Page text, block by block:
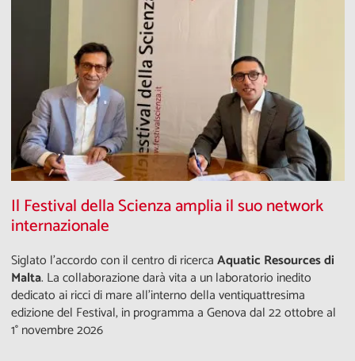
Il Festival della Scienza amplia il suo network
internazionale
Siglato l'accordo con il centro di ricercaAquatic Resources di
Malta. La collaborazione darà vita a un laboratorio inedito
dedicato ai ricci di mare all’interno della ventiquattresima
edizione del Festival, in programma a Genova dal 22 ottobre al
1° novembre 2026